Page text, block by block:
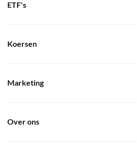
ETF's
Koersen
Marketing
Over ons